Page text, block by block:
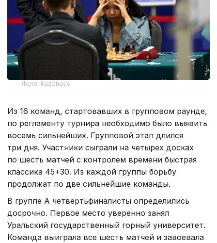
Фото: KazChess
Из 16 команд, стартовавших в групповом раунде,
по регламенту турнира необходимо было выявить
восемь сильнейших. Групповой этап длился
три дня. Участники сыграли на четырех досках
по шесть матчей с контролем времени быстрая
классика 45+30. Из каждой группы борьбу
продолжат по две сильнейшие команды.
В группе А четвертьфиналисты определились
досрочно. Первое место уверенно занял
Уральский государственный горный университет.
Команда выиграла все шесть матчей и завоевала